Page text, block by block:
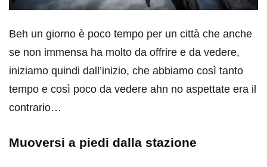
Beh un giorno è poco tempo per un città che anche
se non immensa ha molto da offrire e da vedere,
iniziamo quindi dall’inizio, che abbiamo così tanto
tempo e così poco da vedere ahn no aspettate era il
contrario…
Muoversi a piedi dalla stazione